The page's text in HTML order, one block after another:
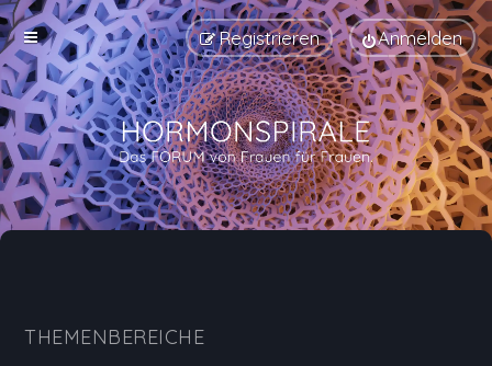
Anmelden
Registrieren